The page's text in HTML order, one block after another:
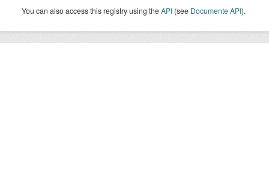
You can also access this registry using theAPI (see Documente API).